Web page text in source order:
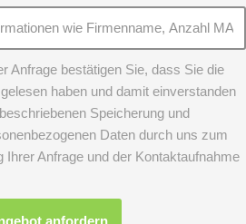
Anfrage bestätigen Sie, dass Sie die
haben und damit einverstanden
Speicherung und
Daten durch uns zum
Ihrer Anfrage und der Kontaktaufnahme